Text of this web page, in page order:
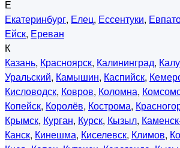
Е
Екатеринбург, Елец, Ессентуки,
Ейск, Ереван
К
Казань, Красноярск, Калининград,
Уральский, Камышин, Каспийск,
Кисловодск, Ковров, Коломна,
Копейск, Королёв, Кострома,
Крымск, Курган, Курск, Кызыл,
Канск, Кинешма, Киселевск, Климов,